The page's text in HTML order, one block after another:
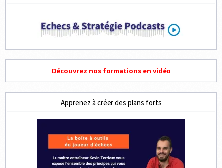
Découvrez nos formations en vidéo
Apprenez à créer des plans forts